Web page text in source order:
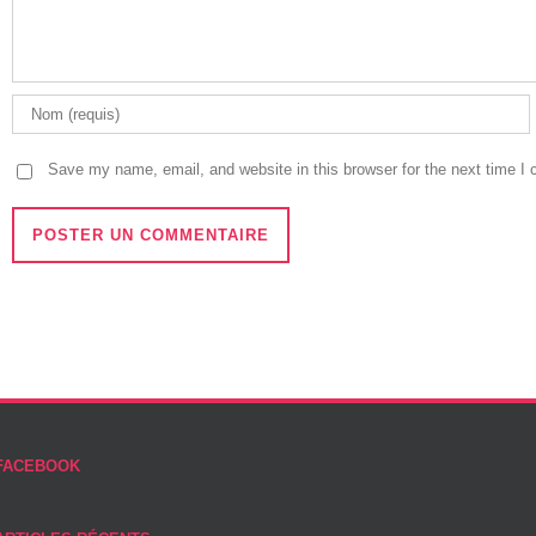
Save my name, email, and website in this browser for the next time I